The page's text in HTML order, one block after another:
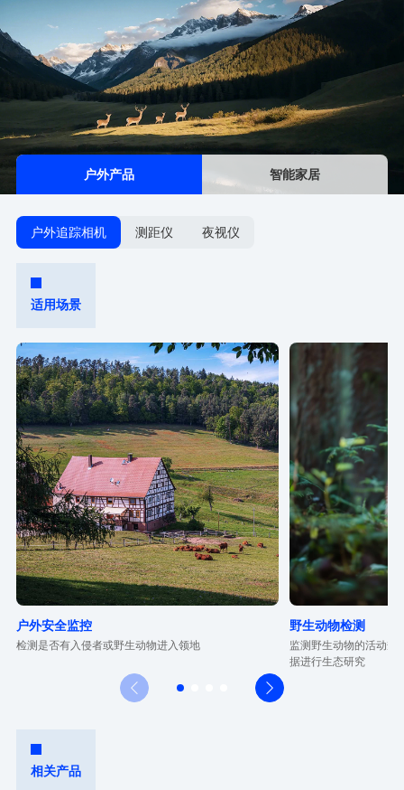
户外产品 智能家居
户外追踪相机 测距仪 夜视仪
适用场景
户外安全监控
检测是否有入侵者或野生动物进入领地
野生动物检测
监测野生动物的活动规
据进行生态研究
𐃩 
相关产品